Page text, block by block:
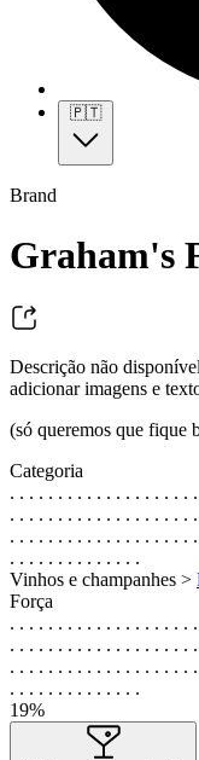
🇵🇹
Brand
Graham's
Descrição não
adicionar imagens e
(só queremos que fique
Categoria
. . . . . . . . . . . . . . . . . . .
. . . . . . . . . . . . . . . . . . .
. . . . . . . . . . . . . . . . . . .
. . . . . . . . . . . . . .
Vinhos e champanhes >
Força
. . . . . . . . . . . . . . . . . . .
. . . . . . . . . . . . . . . . . . .
. . . . . . . . . . . . . . . . . . .
. . . . . . . . . . . . . .
19%